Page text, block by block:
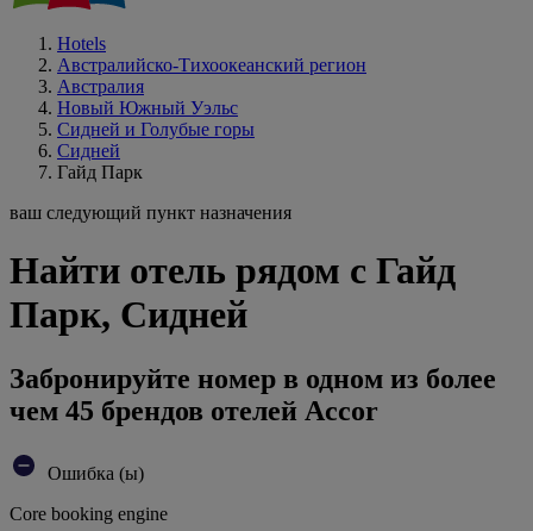
Hotels
Австралийско-Тихоокеанский регион
Австралия
Новый Южный Уэльс
Сидней и Голубые горы
Сидней
Гайд Парк
ваш следующий пункт назначения
Найти отель рядом с Гайд
Парк, Сидней
Забронируйте номер в одном из более
чем 45 брендов отелей Accor
Ошибка (ы)
Core booking engine